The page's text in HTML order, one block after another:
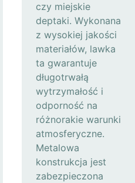
czy miejskie
deptaki. Wykonana
z wysokiej jakości
materiałów, lawka
ta gwarantuje
długotrwałą
wytrzymałość i
odporność na
różnorakie warunki
atmosferyczne.
Metalowa
konstrukcja jest
zabezpieczona